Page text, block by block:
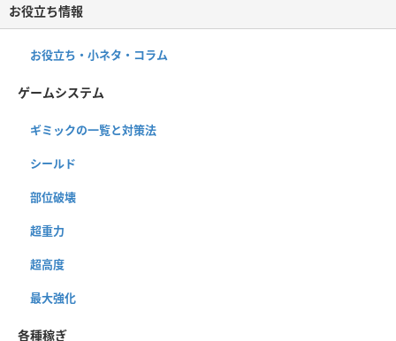
お役立ち情報
お役立ち・小ネタ・コラム
ゲームシステム
ギミックの一覧と対策法
シールド
部位破壊
超重力
超高度
最大強化
各種稼ぎ